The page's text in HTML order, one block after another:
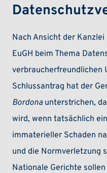
Nach Ansicht der
EuGH beim Thema
verbraucherfreundlichen
Schlussantrag hat der
Bordona unterstrichen,
wird, wenn tatsächlich
immaterieller Schaden
und die Normverletzung
Nationale Gerichte